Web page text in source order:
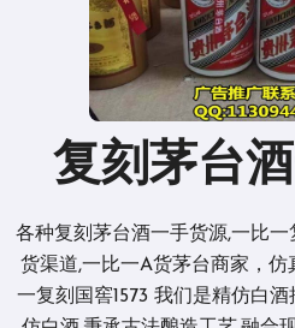
复刻茅台
各种复刻茅台酒一手货源,一比
货渠道,一比一A货茅台商家，
一复刻国窖1573 我们是精仿白